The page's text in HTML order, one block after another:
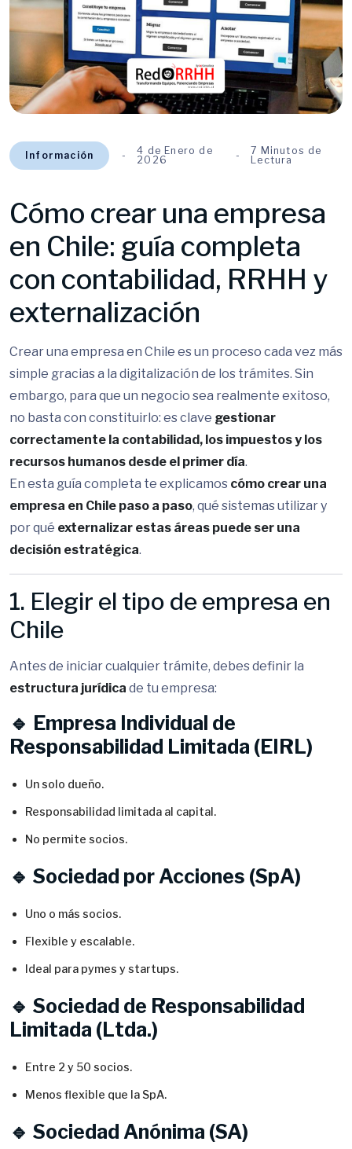
Información
4 de Enero de
2026
7 Minutos de
Lectura
Cómo crear una empresa
en Chile: guía completa
con contabilidad, RRHH y
externalización
Crear una empresa en Chile es un proceso cada vez más
simple gracias a la digitalización de los trámites. Sin
embargo, para que un negocio sea realmente exitoso,
no basta con constituirlo: es clave gestionar
correctamente la contabilidad, los impuestos y los
recursos humanos desde el primer día.
En esta guía completa te explicamos cómo crear una
empresa en Chile paso a paso, qué sistemas utilizar y
por qué externalizar estas áreas puede ser una
decisión estratégica.
1. Elegir el tipo de empresa en
Chile
Antes de iniciar cualquier trámite, debes definir la
estructura jurídica de tu empresa:
🔹 Empresa Individual de
Responsabilidad Limitada (EIRL)
Un solo dueño.
Responsabilidad limitada al capital.
No permite socios.
🔹 Sociedad por Acciones (SpA)
Uno o más socios.
Flexible y escalable.
Ideal para pymes y startups.
🔹 Sociedad de Responsabilidad
Limitada (Ltda.)
Entre 2 y 50 socios.
Menos flexible que la SpA.
🔹 Sociedad Anónima (SA)